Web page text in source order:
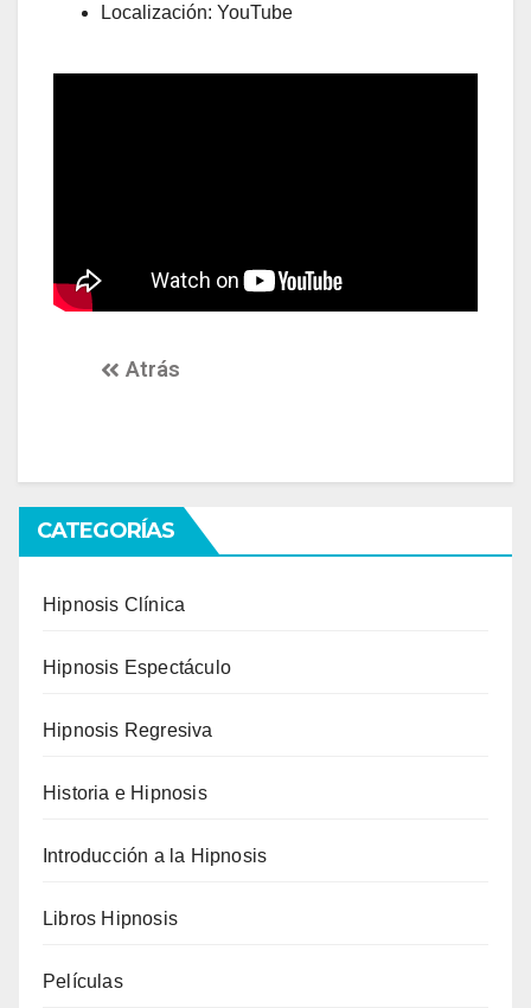
Localización: YouTube
Atrás
CATEGORÍAS
Hipnosis Clínica
Hipnosis Espectáculo
Hipnosis Regresiva
Historia e Hipnosis
Introducción a la Hipnosis
Libros Hipnosis
Películas